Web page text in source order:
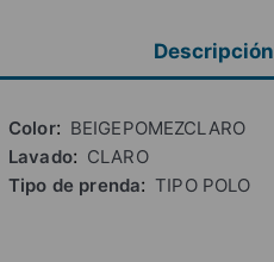
Descripción
Color
BEIGEPOMEZCLARO
Lavado
CLARO
Tipo de prenda
TIPO POLO